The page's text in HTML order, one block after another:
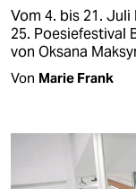
Vom 4. bis 21.
25. Poesiefestival
von Oksana
Von Marie Frank